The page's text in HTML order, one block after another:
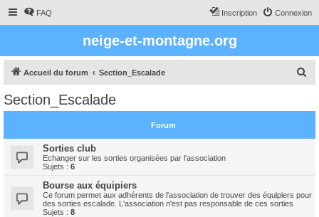
FAQ Connexion
Inscription
neige-et-montagne.org
Accueil du forum Section_Escalade
e
Section_Escalade
Forum
Sorties club
Echanger sur les sorties organisées par l'association
Sujets : 6
Bourse aux équipiers
Ce forum permet aux adhérents de l'association de trouver des équipiers pour
des sorties escalade. L'association n'est pas responsable de ces sorties
Sujets : 8